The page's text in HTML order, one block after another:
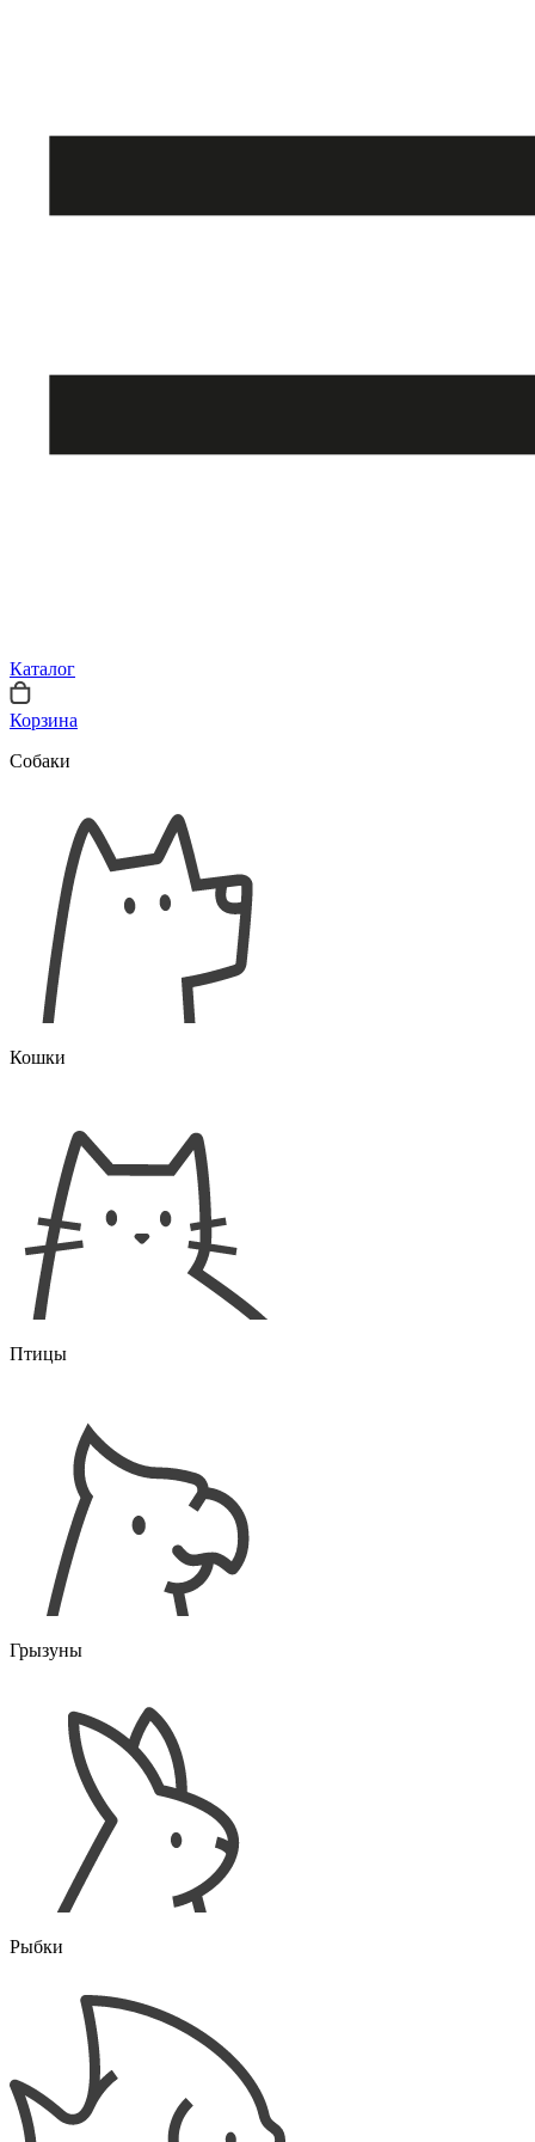
Каталог
Корзина
Собаки
Кошки
Птицы
Грызуны
Рыбки